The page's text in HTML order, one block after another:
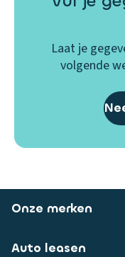
Laat je
volgende
Onze merken
Auto leasen